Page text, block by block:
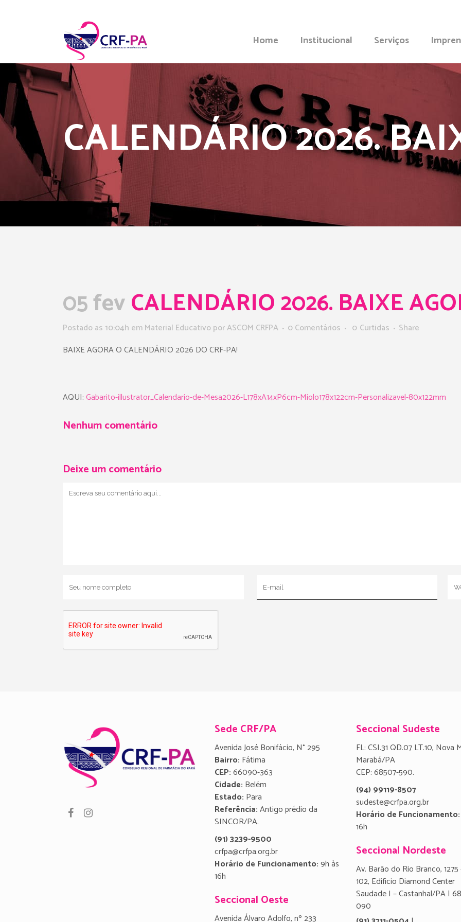
Home Institucional Serviços
CALENDÁRIO 2026.
05 fevCALENDÁRIO 2026. BAIXE
Postado as 10:04h emMaterial EducativoporASCOM CRFPA 0 Comentários 0 Curtidas
Share
BAIXE AGORA O CALENDÁRIO 2026 DO CRF-PA!
AQUI:Gabarito-illustrator_Calendario-de-Mesa2026-L178xA14xP6cm-Miolo178x122cm-Personalizavel-80x122mm
Nenhum comentário
Deixe um comentário
Sede CRF/PA
Avenida José Bonifácio, N° 295
Bairro: Fátima
CEP:66090-363
Cidade: Belém
Estado: Para
Referência:Antigo prédio da
SINCOR/PA.
(91) 3239-9500
crfpa@crfpa.org.br
Horário de Funcionamento:9h às
16h
Seccional Oeste
Avenida Álvaro Adolfo, nº 233
Seccional Sudeste
FL: CSI.31 QD.07 LT.10, Nova
Marabá/PA
CEP: 68507-590.
(94) 99119-8507
sudeste@crfpa.org.br
Horário de Funcionamento:
16h
Seccional Nordeste
Av. Barão do Rio Branco, 1275
102, Edifício Diamond Center
Saudade I – Castanhal/PA |
090